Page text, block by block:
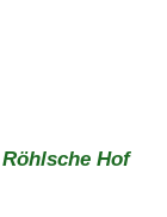
Hof